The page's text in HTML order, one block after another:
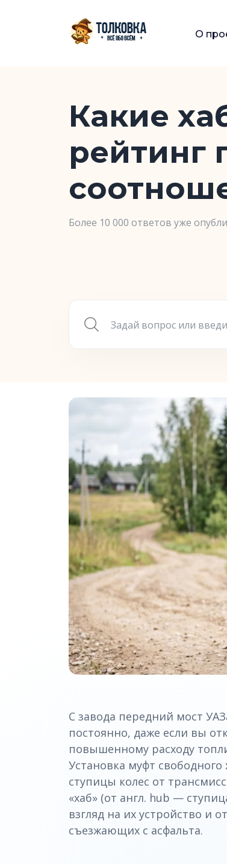
О
Какие
рейтинг
Более 10 000 ответов уже
С завода передний мост
постоянно, даже если вы
повышенному расходу
Установка муфт
ступицы колес от
«хаб» (от англ. hub —
взгляд на их устройство и
съезжающих с асфальта.